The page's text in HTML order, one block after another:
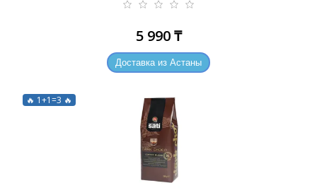
5 990 ₸
Доставка из Астаны
🔥 1+1=3 🔥